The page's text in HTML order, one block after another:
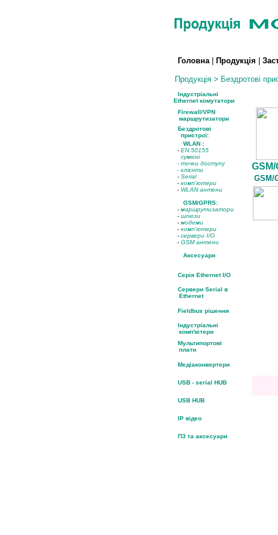
Головна| Продукція
Продукція> Бездротові
Індустріальні
Ethernet комутатори
Firewall/VPN
маршрутизатори
Бездротові
пристрої:
WLAN:
- EN 50155
сумісні
- точки доступу
- клієнти
- Serial
- комп'ютери
- WLAN антени
GSM/GPRS:
- маршрутизатори
- шлюзи
- модеми
- комп'ютери
- сервери I/O
- GSM антени
Аксесуари
Серія Ethernet I/O
Сервери Serial в
Ethernet
Fieldbus рішення
Індустріальні
комп'ютери
Мультипортові
плати
Медіаконвертери
USB - serial HUB
USB HUB
IP відео
ПЗ та аксесуари
GSM/